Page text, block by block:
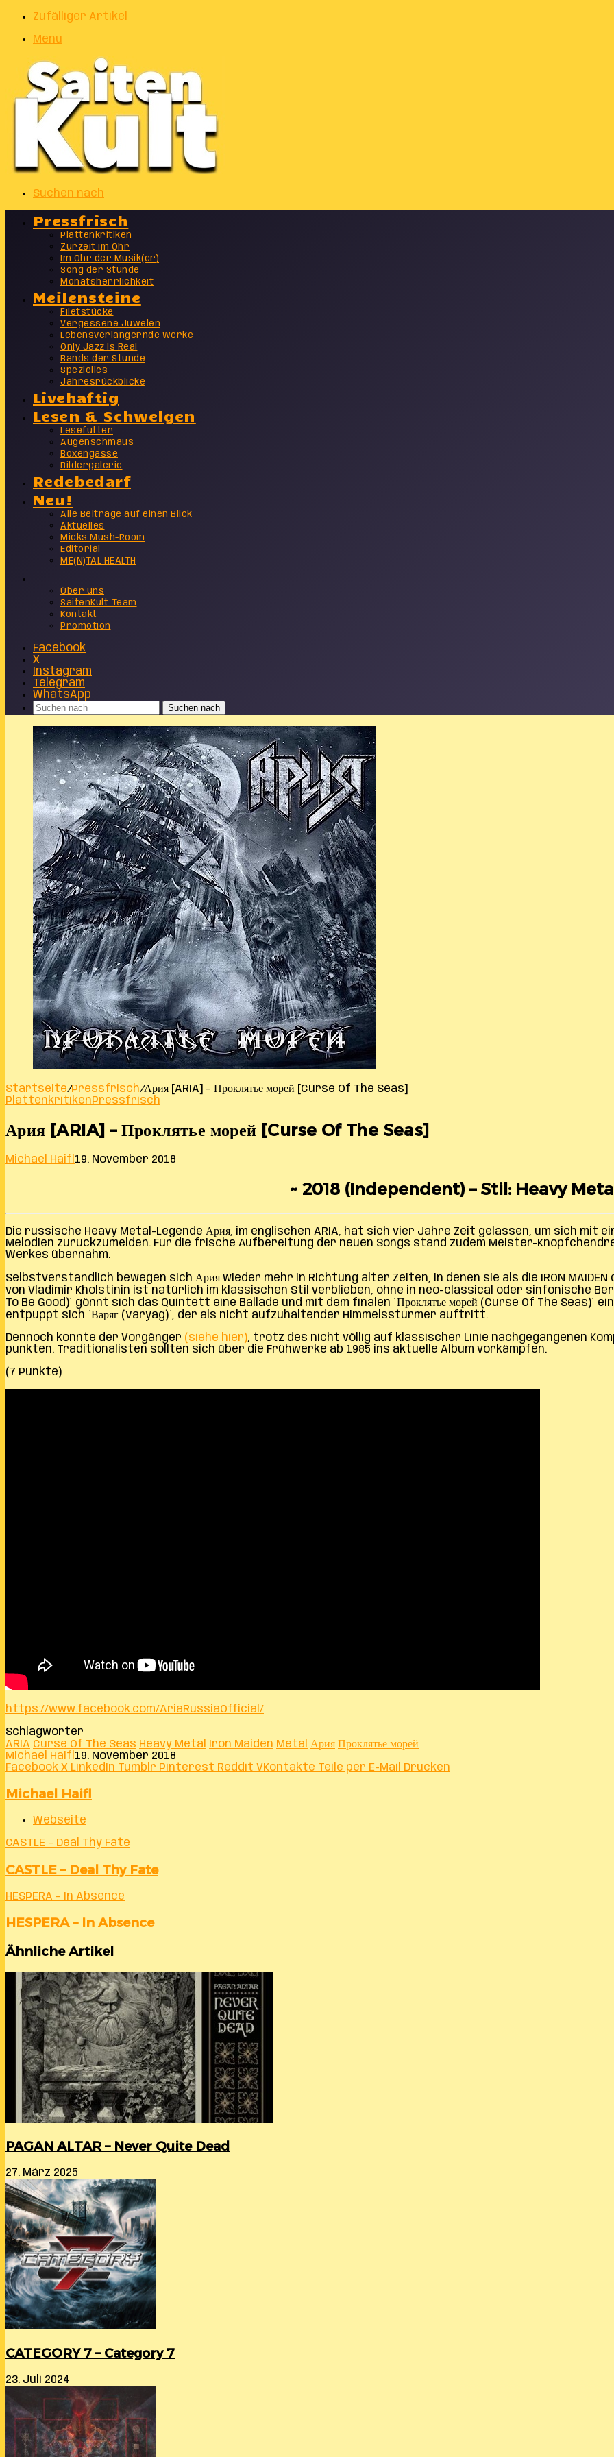
Zufälliger Artikel
Menu
Suchen nach
Pressfrisch
Plattenkritiken
Zurzeit im Ohr
Im Ohr der Musik(er)
Song der Stunde
Monatsherrlichkeit
Meilensteine
Filetstücke
Vergessene Juwelen
Lebensverlängernde Werke
Only Jazz Is Real
Bands der Stunde
Spezielles
Jahresrückblicke
Livehaftig
Lesen & Schwelgen
Lesefutter
Augenschmaus
Boxengasse
Bildergalerie
Redebedarf
Neu!
Alle Beiträge auf einen Blick
Aktuelles
Micks Mush-Room
Editorial
ME(N)TAL HEALTH
Über uns
SaitenKult-Team
Kontakt
Promotion
Facebook
X
Instagram
Telegram
WhatsApp
Suchen nach
Startseite/Pressfrisch/Ария [ARIA] – Проклятье морей [Curse Of The Seas]
PlattenkritikenPressfrisch
Ария [ARIA] – Проклятье морей [Curse Of The Seas]
Michael Haifl 19. November 2018
~ 2018 (Independent) – Stil: Heavy
Die russische Heavy Metal-Legende Ария, im englischen ARIA, hat sich vier Jahre Zeit gelassen, um sich mit
Melodien zurückzumelden. Für die frische Aufbereitung der neuen Songs stand zudem Meister-
Werkes übernahm.
Selbstverständlich bewegen sich Ария wieder mehr in Richtung alter Zeiten, in denen sie als die IRON
von Vladimir Kholstinin ist natürlich im klassischen Stil verblieben, ohne in neo-classical oder sinfonische
To Be Good)´ gönnt sich das Quintett eine Ballade und mit dem finalen ´Проклятье морей (Curse Of The
entpuppt sich ´Варяг (Varyag)´, der als nicht aufzuhaltender Himmelsstürmer auftritt.
Dennoch konnte der Vorgänger (siehe hier), trotz des nicht völlig auf klassischer Linie nachgegangenen
punkten. Traditionalisten sollten sich über die Frühwerke ab 1985 ins aktuelle Album vorkämpfen.
(7 Punkte)
https://www.facebook.com/AriaRussiaOfficial/
Schlagwörter
ARIA Curse Of The Seas Heavy Metal Iron Maiden Metal Ария Проклятье морей
Michael Haifl 19. November 2018
Facebook X LinkedIn Tumblr Pinterest Reddit VKontakte Teile per E-Mail Drucken
Michael Haifl
Webseite
CASTLE – Deal Thy Fate
CASTLE – Deal Thy Fate
HESPERA – In Absence
HESPERA – In Absence
Ähnliche Artikel
PAGAN ALTAR – Never Quite Dead
27. März 2025
CATEGORY 7 – Category 7
23. Juli 2024